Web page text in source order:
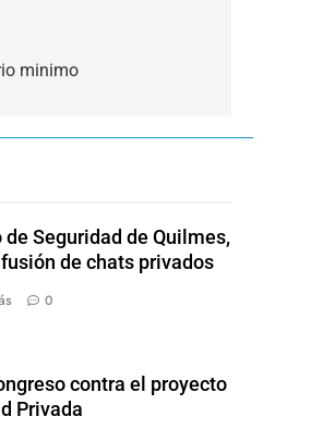
minimo
Seguridad de Quilmes,
de chats privados
0
contra el proyecto
Privada